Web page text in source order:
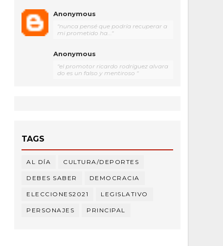
Anonymous
"nunca pensé que podría recuperar a
mi prometido ha..."
Anonymous
"el promotor ricardo rodríguez alvara
do es un falso y mentiroso "
TAGS
AL DÍA CULTURA/DEPORTES
DEBES SABER DEMOCRACIA
ELECCIONES2021 LEGISLATIVO
PERSONAJES PRINCIPAL